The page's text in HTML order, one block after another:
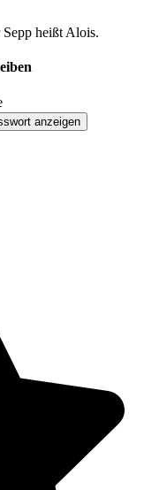
heißt Alois.
anzeigen